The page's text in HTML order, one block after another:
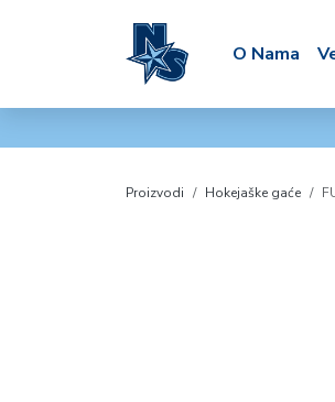
O Nama
Proizvodi Hokejaške gaće